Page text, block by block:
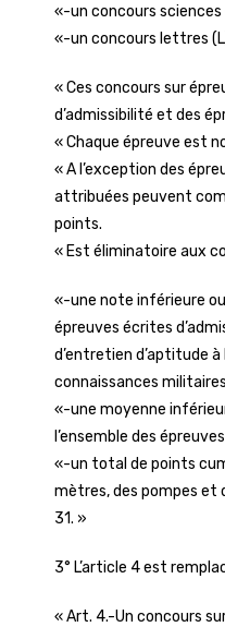
«-un concours sciences
«-un concours lettres
« Ces concours sur
d’admissibilité et des
« Chaque épreuve est
« A l’exception des
attribuées peuvent
points.
« Est éliminatoire aux
«-une note inférieure ou
épreuves écrites
d’entretien d’aptitude à
connaissances
«-une moyenne
l’ensemble des
«-un total de points
mètres, des pompes et
31. »
3° L’article 4 est
« Art. 4.-Un concours